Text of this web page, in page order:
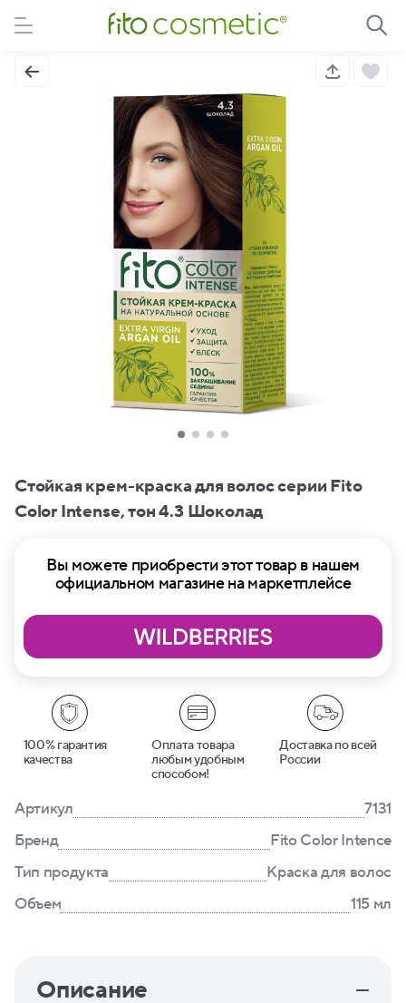
Стойкая крем-краска для волос серии Fito
Сolor Intense, тон 4.3 Шоколад
Вы можете приобрести этот товар в нашем
официальном магазине на маркетплейсе
100% гарантия
качества
Оплата товара
любым удобным
способом!
Доставка по всей
России
Артикул
7131
Бренд
Fito Color Intence
Тип продукта
Краска для волос
Объем
115 мл
Описание